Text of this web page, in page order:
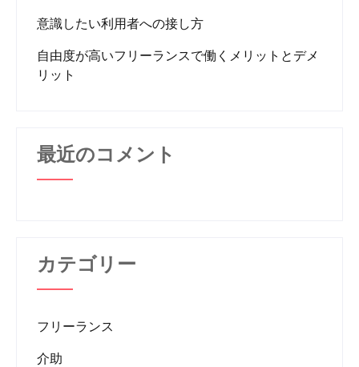
意識したい利用者への接し方
自由度が高いフリーランスで働くメリットとデメ
リット
最近のコメント
カテゴリー
フリーランス
介助